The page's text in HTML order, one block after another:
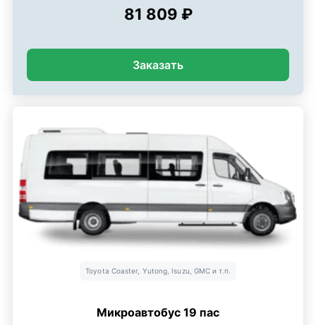
81 809 ₽
Заказать
Toyota Coaster, Yutong, Isuzu, GMC и т.п.
Микроавтобус 19 пас